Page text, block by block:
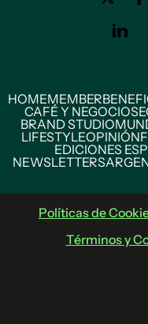
HOMEMEMBER
CAFÉ Y NEGOCIOS
BRAND STUDIO
LIFESTYLEOPINIÓN
EDICIONES
NEWSLETTERS
Políticas de
Términos y